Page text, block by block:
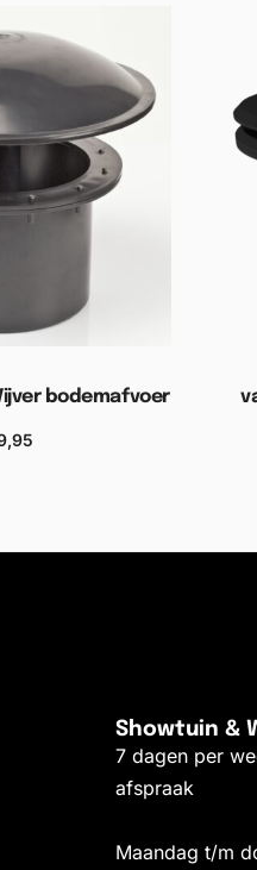
bodemafvoer
Showtuin &
7 dagen per
afspraak
Maandag t/m